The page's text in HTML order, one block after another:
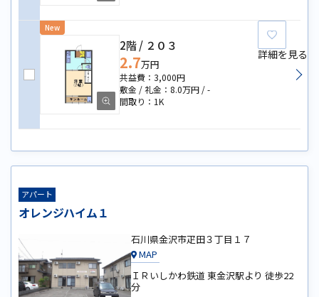
2階 ２０３
2.7万円
3,000円
8.0万円
-
1K
New
詳細を見る
アパート
オレンジハイム１
石川県金沢市疋田３丁目１７
MAP
ＩＲいしかわ鉄道 東金沢駅より 徒歩22
分